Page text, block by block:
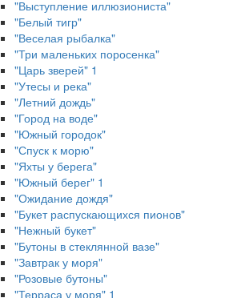
"Выступление иллюзиониста"
"Белый тигр"
"Веселая рыбалка"
"Три маленьких поросенка"
"Царь зверей" 1
"Утесы и река"
"Летний дождь"
"Город на воде"
"Южный городок"
"Спуск к морю"
"Яхты у берега"
"Южный берег" 1
"Ожидание дождя"
"Букет распускающихся пионов"
"Нежный букет"
"Бутоны в стеклянной вазе"
"Завтрак у моря"
"Розовые бутоны"
"Терраса у моря" 1